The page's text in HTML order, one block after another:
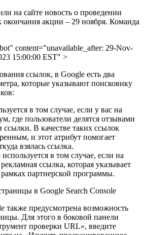
на сайте новость о проведении
акции – 29 ноября. Команда
content="unavailable_after: 29-Nov-
15:00:00 EST" >
ссылок, в Google есть два
которые указывают поисковику
в том случае, если у вас на
где пользователи делятся отзывами
ссылки. В качестве таких ссылок
и этот атрибут помогает
взялась ссылка.
в том случае, если на
ссылка, которая указывает
партнерской программы.
в Google Search Console
также предусмотрена возможность
Для этого в боковой панели
проверки URL», введите